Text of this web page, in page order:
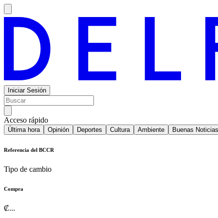
Iniciar Sesión
Acceso rápido
Última hora Opinión Deportes Cultura Ambiente Buenas Noticias
Referencia del BCCR
Tipo de cambio
Compra
₡...